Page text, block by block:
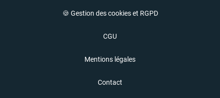
🍪 Gestion des cookies et RGPD
CGU
Mentions légales
Contact